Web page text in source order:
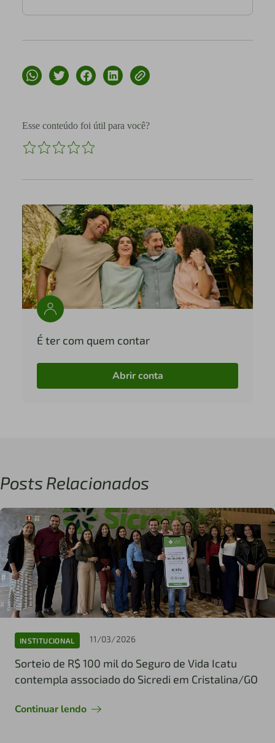
Esse conteúdo foi útil para você?
É ter com quem contar
Abrir conta
Posts Relacionados
INSTITUCIONAL 11/03/2026
Sorteio de R$ 100 mil do Seguro de Vida Icatu
contempla associado do Sicredi em Cristalina/GO
Continuar lendo